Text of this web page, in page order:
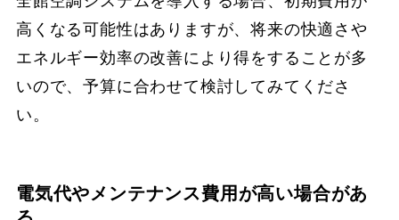
高くなる可能性はありますが、将来の快適さや
エネルギー効率の改善により得をすることが多
いので、予算に合わせて検討してみてくださ
い。
電気代やメンテナンス費用が高い場合があ